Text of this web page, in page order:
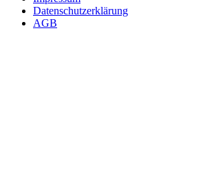
Datenschutzerklärung
AGB